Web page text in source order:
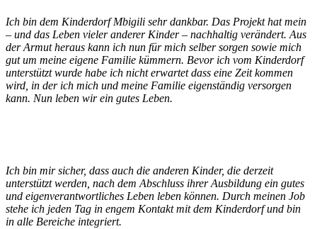
Ich bin dem Kinderdorf Mbigili sehr dankbar. Das Projekt hat mein
– und das Leben vieler anderer Kinder – nachhaltig verändert. Aus
der Armut heraus kann ich nun für mich selber sorgen sowie mich
gut um meine eigene Familie kümmern. Bevor ich vom Kinderdorf
unterstützt wurde habe ich nicht erwartet dass eine Zeit kommen
wird, in der ich mich und meine Familie eigenständig versorgen
kann. Nun leben wir ein gutes Leben.
Ich bin mir sicher, dass auch die anderen Kinder, die derzeit
unterstützt werden, nach dem Abschluss ihrer Ausbildung ein gutes
und eigenverantwortliches Leben leben können. Durch meinen Job
stehe ich jeden Tag in engem Kontakt mit dem Kinderdorf und bin
in alle Bereiche integriert.